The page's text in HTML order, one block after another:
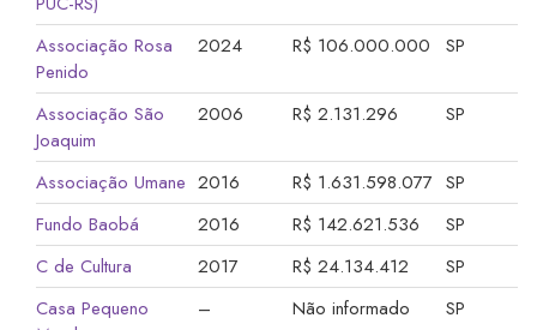
Associação Rosa
Penido
2024 R$ 106.000.000 SP
Associação São
Joaquim
2006 R$ 2.131.296 SP
Associação Umane 2016 R$ 1.631.598.077 SP
Fundo Baobá
2016 R$ 142.621.536
SP
C de Cultura
2017 R$ 24.134.412
SP
Casa Pequeno
– Não informado SP